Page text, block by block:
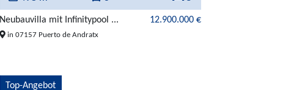
Neubauvilla mit Infinitypool ... 12.900.000 €
in 07157 Puerto de Andratx
Top-Angebot